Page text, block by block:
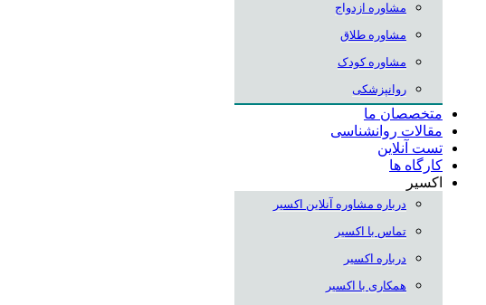
مشاوره ازدواج
مشاوره طلاق
مشاوره کودک
روانپزشکی
متخصصان ما
مقالات روانشناسی
تست آنلاین
کارگاه ها
اکسیر
درباره مشاوره آنلاین اکسیر
تماس با اکسیر
درباره اکسیر
همکاری با اکسیر